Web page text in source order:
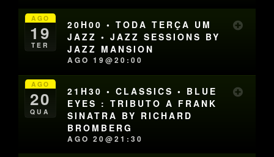
AGO
19
TER
20H00 • TODA TERÇA UM
JAZZ • JAZZ SESSIONS BY
JAZZ MANSION
AGO 19@20:00
AGO
20
QUA
21H30 • CLASSICS • BLUE
EYES : TRIBUTO A FRANK
SINATRA BY RICHARD
BROMBERG
AGO 20@21:30